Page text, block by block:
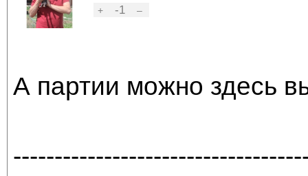
+
-1 –
А партии можно здесь